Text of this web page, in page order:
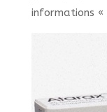
informations «